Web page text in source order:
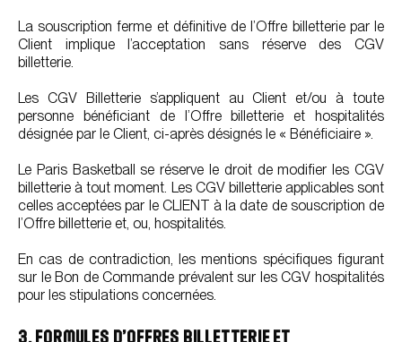
La souscription ferme et définitive de l’Offre billetterie par le
Client implique l’acceptation sans réserve des CGV
billetterie.
Les CGV Billetterie s’appliquent au Client et/ou à toute
personne bénéficiant de l’Offre billetterie et hospitalités
désignée par le Client, ci-après désignés le « Bénéficiaire ».
Le Paris Basketball se réserve le droit de modifier les CGV
billetterie à tout moment. Les CGV billetterie applicables sont
celles acceptées par le CLIENT à la date de souscription de
l’Offre billetterie et, ou, hospitalités.
En cas de contradiction, les mentions spécifiques figurant
sur le Bon de Commande prévalent sur les CGV hospitalités
pour les stipulations concernées.
3. FORMULES D’OFFRES BILLETTERIE ET